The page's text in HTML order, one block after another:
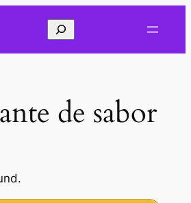
Buscar
de sabor